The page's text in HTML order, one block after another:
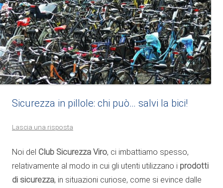
Sicurezza in pillole: chi può… salvi la bici!
Lascia una risposta
Noi del Club Sicurezza Viro, ci imbattiamo spesso,
relativamente al modo in cui gli utenti utilizzano i prodotti
di sicurezza, in situazioni curiose, come si evince dalle